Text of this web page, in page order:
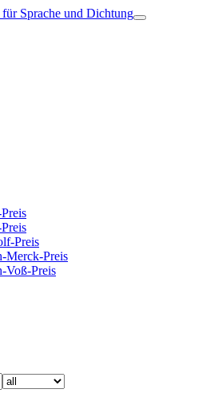
Preis
Merck-Preis
Voß-Preis